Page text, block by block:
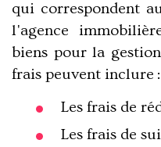
qui correspondent
l'agence
biens pour la
frais peuvent inclure :
Les frais de
Les frais de